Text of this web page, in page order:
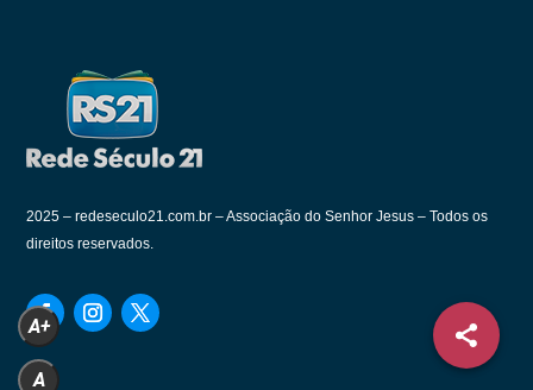
2025 –redeseculo21.com.br – Associação do Senhor Jesus – Todos os
direitos reservados.
A+
A